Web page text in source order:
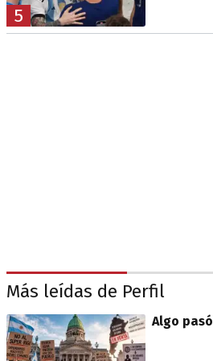
5
Más leídas de Perfil
Algo pasó